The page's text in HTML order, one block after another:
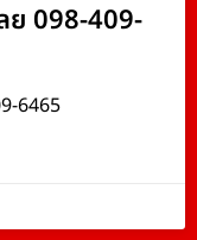
ย 098-409-
6465